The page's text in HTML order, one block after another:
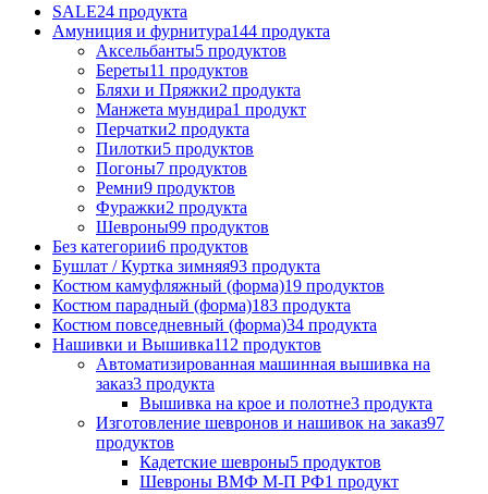
SALE24 продукта
Амуниция и фурнитура144 продукта
Аксельбанты5 продуктов
Береты11 продуктов
Бляхи и Пряжки2 продукта
Манжета мундира1 продукт
Перчатки2 продукта
Пилотки5 продуктов
Погоны7 продуктов
Ремни9 продуктов
Фуражки2 продукта
Шевроны99 продуктов
Без категории6 продуктов
Бушлат / Куртка зимняя93 продукта
Костюм камуфляжный (форма)19 продуктов
Костюм парадный (форма)183 продукта
Костюм повседневный (форма)34 продукта
Нашивки и Вышивка112 продуктов
Автоматизированная машинная вышивка на
заказ3 продукта
Вышивка на крое и полотне3 продукта
Изготовление шевронов и нашивок на заказ97
продуктов
Кадетские шевроны5 продуктов
Шевроны ВМФ М-П РФ1 продукт